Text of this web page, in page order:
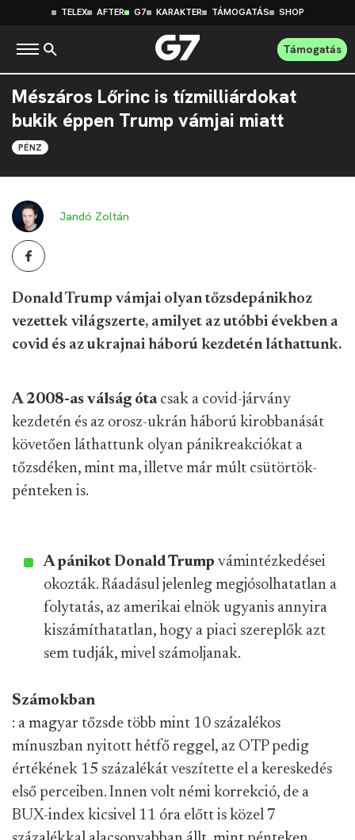
TELEX AFTER G7 KARAKTER TÁMOGATÁS SHOP
Támogatás
Mészáros Lőrinc is tízmilliárdokat
bukik éppen Trump vámjai miatt
PÉNZ
Jandó Zoltán
Donald Trump vámjai olyan tőzsdepánikhoz
vezettek világszerte, amilyet az utóbbi években a
covid és az ukrajnai háború kezdetén láthattunk.
A 2008-as válság ótacsak a covid-járvány
kezdetén és az orosz-ukrán háború kirobbanását
követően láthattunk olyan pánikreakciókat a
tőzsdéken, mint ma, illetve már múlt csütörtök-
pénteken is.
A pánikot Donald Trump vámintézkedései
okozták. Ráadásul jelenleg megjósolhatatlan a
folytatás, az amerikai elnök ugyanis annyira
kiszámíthatatlan, hogy a piaci szereplők azt
sem tudják, mivel számoljanak.
Számokban
: a magyar tőzsde több mint 10 százalékos
mínuszban nyitott hétfő reggel, az OTP pedig
értékének 15 százalékát veszítette el a kereskedés
első perceiben. Innen volt némi korrekció, de a
BUX-index kicsivel 11 óra előtt is közel 7